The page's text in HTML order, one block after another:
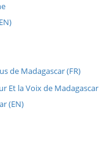
de Madagascar (FR)
Et la Voix de Madagascar
(EN)